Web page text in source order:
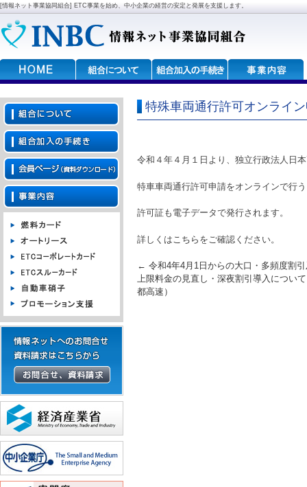
[情報ネット事業協同組合] ETC事業を始め、中小企業の経営の安定と発展を支援します。
特殊車両通行許可オンライ
令和４年４月１日より、独立行政法人日
特車車両通行許可申請をオンラインで行
許可証も電子データで発行されます。
詳しくは こちら をご確認ください。
Post navigation
← 令和4年4月1日からの大口・多頻度割
上限料金の見直し・深夜割引導入につい
都高速）